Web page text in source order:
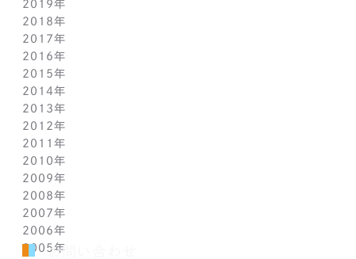
1月(1)
7月(1)
6月(1)
5月(1)
4月(1)
3月(1)
2月(1)
1月(2)
7月(1)
6月(1)
5月(1)
4月(1)
3月(1)
2月(1)
1月(2)
8月(1)
7月(1)
6月(1)
5月(1)
4月(1)
3月(1)
2月(1)
1月(2)
9月(1)
8月(1)
7月(1)
6月(1)
5月(1)
4月(1)
3月(2)
1月(2)
10月(1)
9月(1)
8月(1)
7月(1)
6月(1)
5月(1)
4月(1)
3月(1)
2月(1)
1月(2)
11月(2)
9月(2)
7月(1)
6月(2)
5月(2)
4月(3)
3月(2)
2月(1)
2019年
12月(2)
10月(1)
9月(2)
7月(1)
6月(2)
4月(1)
3月(1)
2月(1)
1月(1)
2018年
12月(1)
11月(1)
10月(1)
9月(2)
8月(1)
7月(1)
5月(1)
4月(1)
3月(1)
2月(1)
1月(1)
2017年
12月(1)
11月(1)
10月(1)
9月(1)
8月(1)
7月(1)
6月(1)
5月(1)
4月(1)
3月(1)
2月(1)
1月(1)
2016年
12月(1)
11月(1)
10月(1)
9月(1)
8月(1)
7月(1)
6月(1)
5月(1)
4月(1)
3月(1)
2月(1)
2015年
12月(1)
11月(1)
10月(1)
9月(1)
8月(1)
7月(1)
6月(1)
5月(1)
4月(1)
3月(1)
2014年
12月(1)
11月(1)
10月(1)
9月(1)
8月(1)
7月(1)
6月(1)
5月(1)
4月(1)
2013年
12月(1)
11月(1)
10月(1)
9月(1)
8月(1)
7月(1)
6月(1)
5月(1)
2012年
12月(1)
11月(1)
10月(1)
9月(1)
8月(1)
7月(1)
6月(1)
2011年
12月(1)
11月(1)
10月(1)
9月(1)
8月(1)
7月(1)
2010年
12月(1)
11月(1)
10月(1)
9月(1)
8月(1)
2009年
12月(1)
11月(1)
10月(1)
9月(1)
2008年
12月(1)
11月(1)
10月(1)
2007年
12月(1)
11月(1)
2006年
12月(1)
2005年お問い合わせ